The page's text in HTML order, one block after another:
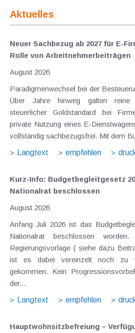
Aktuelles
Neuer Sachbezug ab 2027 für E-
Rolle von Arbeitnehmer​­beiträgen
August 2026
Paradigmenwechsel bei der
Über Jahre hinweg galten reine
steuerlicher Goldstandard bei
private Nutzung eines E-
vollständig sachbezugsfrei. Mit dem
Langtext
empfehlen
Kurz-Info: Budgetbegleitgesetz
Nationalrat beschlossen
August 2026
Anfang Juli 2026 ist das
Nationalrat beschlossen
Regierungsvorlage ( siehe dazu
ist es dabei vereinzelt noch zu
gekommen. Kein Progressionsvorbehalt bei der Erhöhung
der...
Langtext
empfehlen
Hauptwohnsitz​­befreiung –